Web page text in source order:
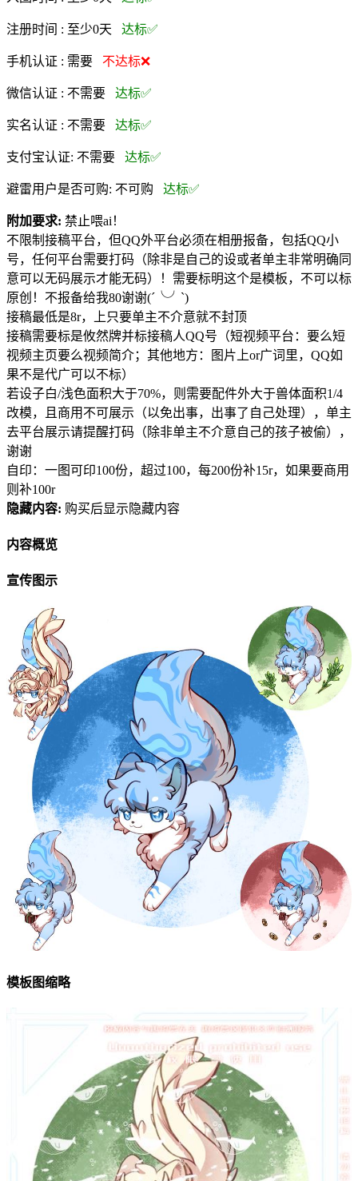
注册时间 : 至少0天 达标✅
手机认证 : 需要 不达标❌
微信认证 : 不需要 达标✅
实名认证 : 不需要 达标✅
支付宝认证: 不需要 达标✅
避雷用户是否可购: 不可购 达标✅
附加要求: 禁止喂ai！
不限制接稿平台，但QQ外平台必须在相册报备，包括QQ小
号，任何平台需要打码（除非是自己的设或者单主非常明确同
意可以无码展示才能无码）！需要标明这个是模板，不可以标
原创！不报备给我80谢谢(´╰╯`)
接稿最低是8r，上只要单主不介意就不封顶
接稿需要标是攸然牌并标接稿人QQ号（短视频平台：要么短
视频主页要么视频简介；其他地方：图片上or广词里，QQ如
果不是代广可以不标）
若设子白/浅色面积大于70%，则需要配件外大于兽体面积1/4
改模，且商用不可展示（以免出事，出事了自己处理），单主
去平台展示请提醒打码（除非单主不介意自己的孩子被偷），
谢谢
自印：一图可印100份，超过100，每200份补15r，如果要商用
则补100r
隐藏内容: 购买后显示隐藏内容
内容概览
宣传图示
模板图缩略